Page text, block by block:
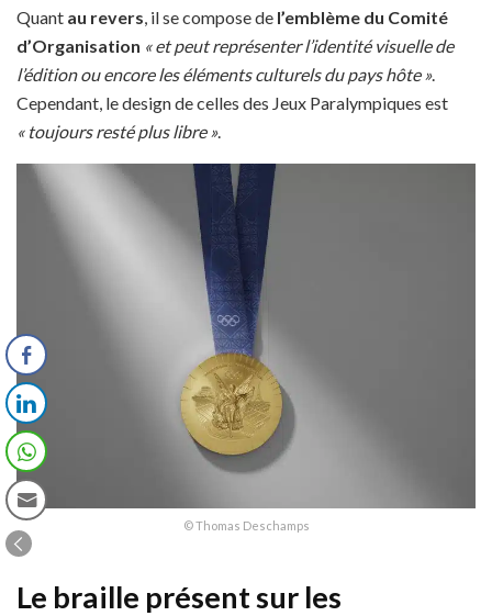
Quant au revers, il se compose de l’emblème du Comité
d’Organisation « et peut représenter l’identité visuelle de
l’édition ou encore les éléments culturels du pays hôte ».
Cependant, le design de celles des Jeux Paralympiques est
« toujours resté plus libre ».
© Thomas Deschamps
Le braille présent sur les